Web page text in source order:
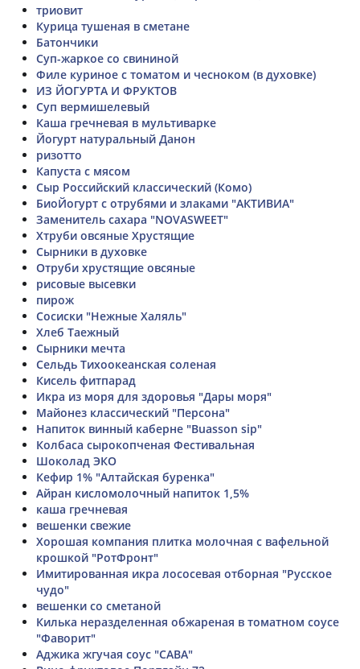
триовит
Курица тушеная в сметане
Батончики
Суп-жаркое со свининой
Филе куриное с томатом и чесноком (в духовке)
ИЗ ЙОГУРТА И ФРУКТОВ
Суп вермишелевый
Каша гречневая в мультиварке
Йогурт натуральный Данон
ризотто
Капуста с мясом
Сыр Российский классический (Комо)
БиоЙогурт с отрубями и злаками "АКТИВИА"
Заменитель сахара "NOVASWEET"
Хтруби овсяные Хрустящие
Сырники в духовке
Отруби хрустящие овсяные
рисовые высевки
пирож
Сосиски "Нежные Халяль"
Хлеб Таежный
Сырники мечта
Сельдь Тихоокеанская соленая
Кисель фитпарад
Икра из моря для здоровья "Дары моря"
Майонез классический "Персона"
Напиток винный каберне "Buasson sip"
Колбаса сырокопченая Фестивальная
Шоколад ЭКО
Кефир 1% "Алтайская буренка"
Айран кисломолочный напиток 1,5%
каша гречневая
вешенки свежие
Хорошая компания плитка молочная с вафельной
крошкой "РотФронт"
Имитированная икра лососевая отборная "Русское
чудо"
вешенки со сметаной
Килька неразделенная обжареная в томатном соусе
"Фаворит"
Аджика жгучая соус "САВА"